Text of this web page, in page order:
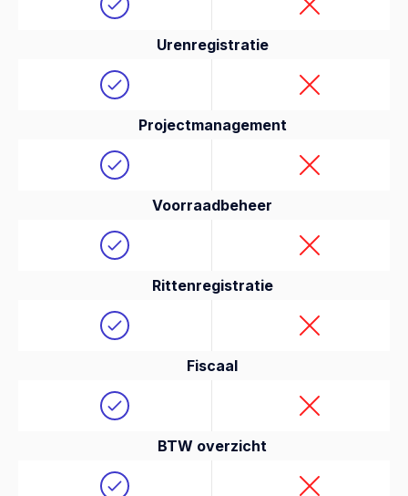
Urenregistratie
Projectmanagement
Voorraadbeheer
Rittenregistratie
Fiscaal
BTW overzicht